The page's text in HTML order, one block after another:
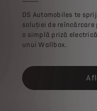
DS Automobiles te
soluției de
o simplă priză
unui Wallbox.